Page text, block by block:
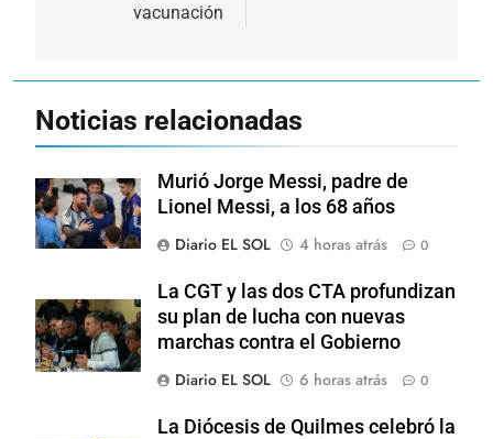
vacunación
Noticias relacionadas
Murió Jorge Messi, padre de
Lionel Messi, a los 68 años
Diario EL SOL
4 horas atrás 0
La CGT y las dos CTA profundizan
su plan de lucha con nuevas
marchas contra el Gobierno
Diario EL SOL
6 horas atrás 0
La Diócesis de Quilmes celebró la